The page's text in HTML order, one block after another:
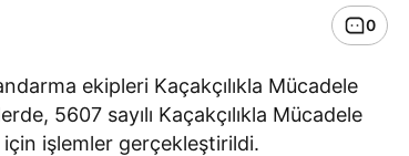
0
ekipleri Kaçakçılıkla Mücadele
5607 sayılı Kaçakçılıkla Mücadele
için işlemler gerçekleştirildi.